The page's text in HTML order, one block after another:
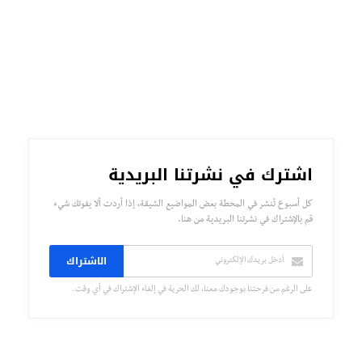
اشترك في نشرتنا البريدية
كل أسبوع تُنشر في المحطة بعض المواضيع الشيقة، إذا أردت ألا يفوتك شيء
قم بالإشتراك في نشرتنا البريدية من هنا.
الاشتراك
على الرغم من فرحتنا بوجودك معنا، لك الحرية في إلغاء الإشتراك في أي وقت.